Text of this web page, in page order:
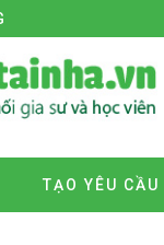
TẠO YÊU